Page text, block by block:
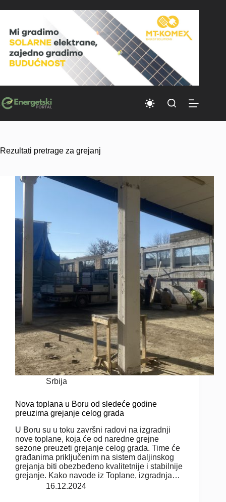
to
Rezultati pretrage za grejanj
Srbija
Nova toplana u Boru od sledeće godine
preuzima grejanje celog grada
U Boru su u toku završni radovi na izgradnji
nove toplane, koja će od naredne grejne
sezone preuzeti grejanje celog grada. Time će
građanima priključenim na sistem daljinskog
grejanja biti obezbeđeno kvalitetnije i stabilnije
grejanje. Kako navode iz Toplane, izgradnja…
16.12.2024